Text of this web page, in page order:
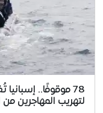
78 موقوفًا..
لتهريب المهاجرين من